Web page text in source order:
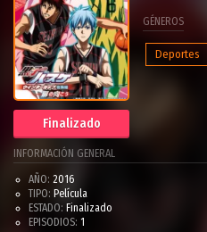
Finalizado
GÉNEROS
Deportes
INFORMACIÓN GENERAL
AÑO: 2016
TIPO: Película
ESTADO: Finalizado
EPISODIOS: 1